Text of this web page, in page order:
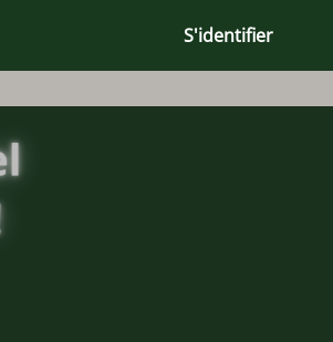
S'identifier